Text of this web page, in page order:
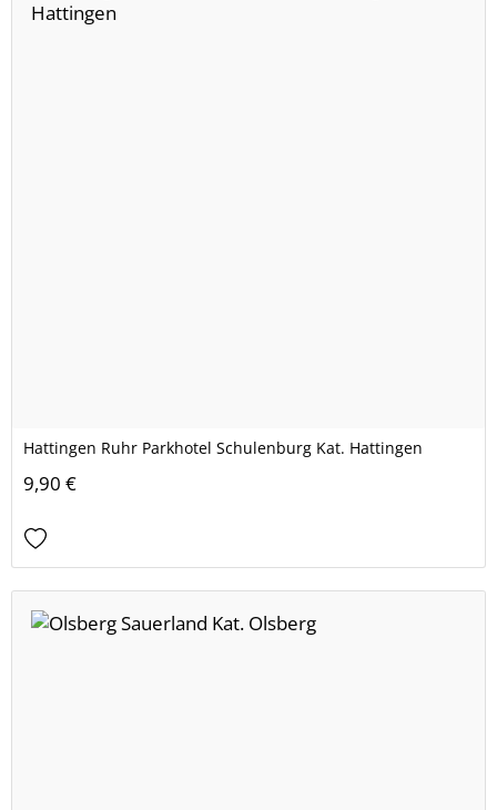
Hattingen Ruhr Parkhotel Schulenburg Kat. Hattingen
9,90 €